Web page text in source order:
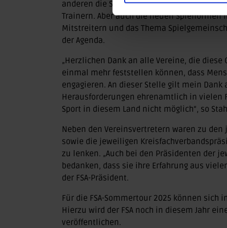
anderen die Sportstättenförderung, das
Trainern. Aber auch die neuen
Mitstreitern und das Thema
der Agenda.
„Herzlichen Dank an alle Vereine, die
einmal mehr feststellen können, dass
engagieren. An dieser Stelle gilt mein
Herausforderungen ehrenamtlich in vielen
Sport in diesem Land nicht möglich“, so
Neben den Vereinsvertretern waren zu
sowie die jeweiligen
zu lenken. „Auch bei den Präsidenten der
bedanken, dass sie ihre Erfahrung aus
der FSA-Präsident.
Für die FSA-Sommertour 2025 können
Hierzu wird der FSA noch in diesem Jahr
veröffentlichen.